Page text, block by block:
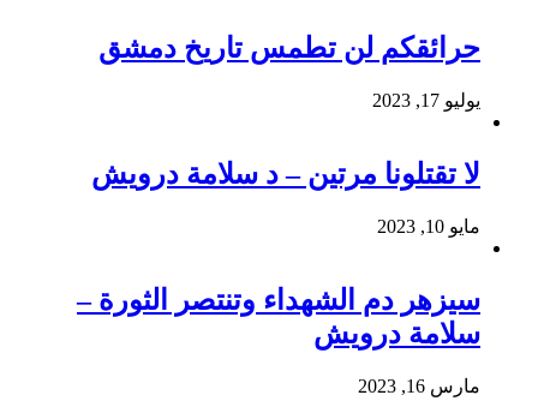
حرائقكم لن تطمس تاريخ دمشق
يوليو 17, 2023
لا تقتلونا مرتين – د سلامة درويش
مايو 10, 2023
سيزهر دم الشهداء وتنتصر الثورة –
سلامة درويش
مارس 16, 2023